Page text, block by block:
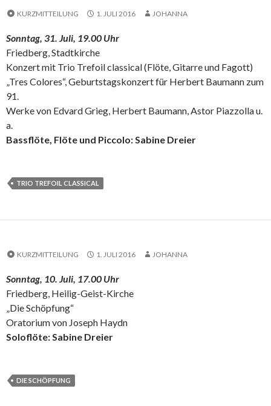
KURZMITTEILUNG 1. JULI 2016 JOHANNA
Sonntag, 31. Juli, 19.00 Uhr
Friedberg, Stadtkirche
Konzert mit Trio Trefoil classical (Flöte, Gitarre und Fagott)
„Tres Colores“, Geburtstagskonzert für Herbert Baumann zum
91.
Werke von Edvard Grieg, Herbert Baumann, Astor Piazzolla u.
a.
Bassflöte, Flöte und Piccolo: Sabine Dreier
TRIO TREFOIL CLASSICAL
KURZMITTEILUNG 1. JULI 2016 JOHANNA
Sonntag, 10. Juli, 17.00 Uhr
Friedberg, Heilig-Geist-Kirche
„Die Schöpfung“
Oratorium von Joseph Haydn
Soloflöte: Sabine Dreier
DIE SCHÖPFUNG